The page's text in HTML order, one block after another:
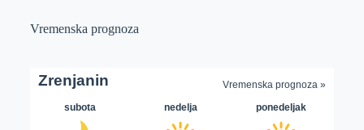
Vremenska prognoza